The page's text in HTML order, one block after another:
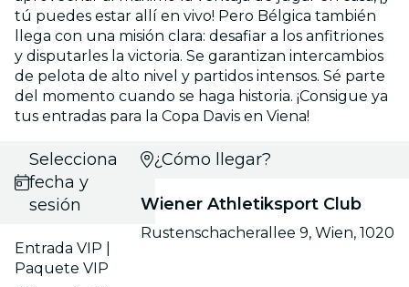
tú puedes estar allí en vivo! Pero Bélgica también
llega con una misión clara: desafiar a los anfitriones
y disputarles la victoria. Se garantizan intercambios
de pelota de alto nivel y partidos intensos. Sé parte
del momento cuando se haga historia. ¡Consigue ya
tus entradas para la Copa Davis en Viena!
Selecciona
fecha y
sesión
Entrada VIP |
Paquete VIP
¿Cómo llegar?
Wiener Athletiksport Club
Rustenschacherallee 9, Wien, 1020